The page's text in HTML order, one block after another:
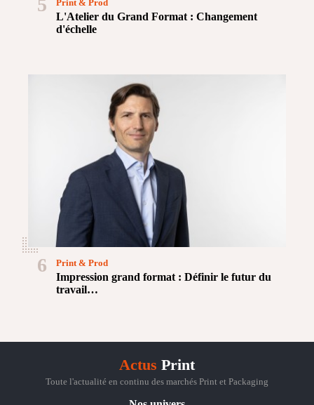
L'Atelier du Grand Format : Changement
d'échelle
Print & Prod
6
Impression grand format : Définir le futur du
travail…
Print & Prod
Actus Print
Toute l'actualité en continu des marchés Print et Packaging